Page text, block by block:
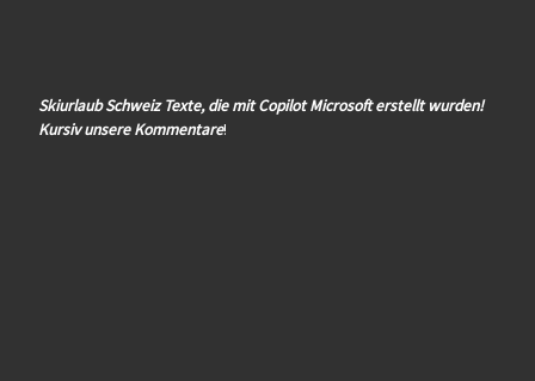
Skiurlaub Schweiz Texte, die mit Copilot Microsoft erstellt wurden!
Kursiv unsere Kommentare!